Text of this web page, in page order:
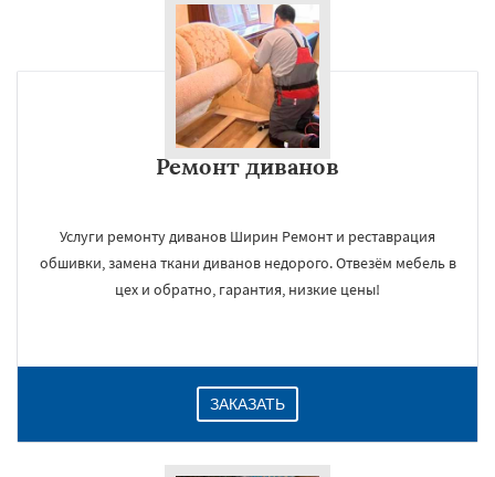
Ремонт диванов
Услуги ремонту диванов Ширин Ремонт и реставрация
обшивки, замена ткани диванов недорого. Отвезём мебель в
цех и обратно, гарантия, низкие цены!
ЗАКАЗАТЬ